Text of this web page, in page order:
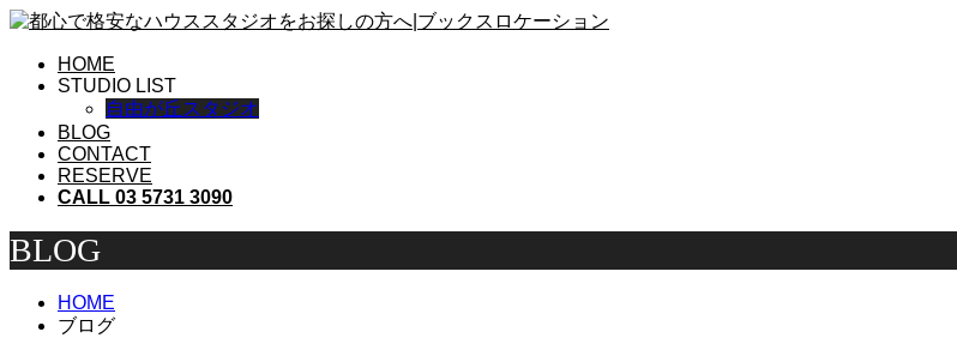
HOME
STUDIO LIST
自由が丘スタジオ
BLOG
CONTACT
RESERVE
CALL 03 5731 3090
BLOG
HOME
ブログ